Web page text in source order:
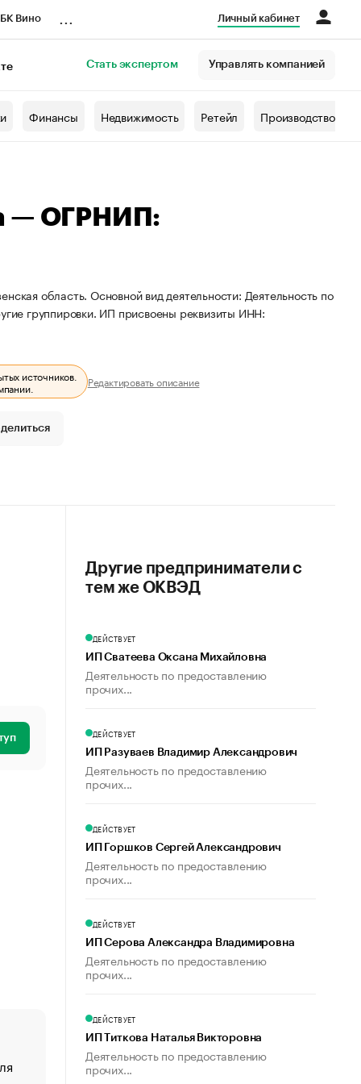
Вино Личный кабинет
Стать экспертом Управлять компанией
Финансы Недвижимость Ретейл Производство
— ОГРНИП:
область. Основной вид деятельности: Деятельность по
группировки. ИП присвоены реквизиты ИНН:
источников.
Редактировать описание
«От спорта тело стареет иначе». Как живет глава
Другие предприниматели с
тем же ОКВЭД
ДЕЙСТВУЕТ
ИП Сватеева Оксана Михайловна
Деятельность по предоставлению
прочих...
ДЕЙСТВУЕТ
ИП Разуваев Владимир Александрович
Деятельность по предоставлению
прочих...
ДЕЙСТВУЕТ
ИП Горшков Сергей Александрович
Деятельность по предоставлению
прочих...
ДЕЙСТВУЕТ
ИП Серова Александра Владимировна
Деятельность по предоставлению
прочих...
ДЕЙСТВУЕТ
ИП Титкова Наталья Викторовна
Деятельность по предоставлению
прочих...